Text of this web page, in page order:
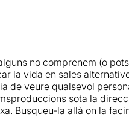
a corazón
no comprenem (o
la vida en sales
de veure qualsevol
sota la
Busqueu-la allà on la